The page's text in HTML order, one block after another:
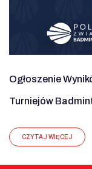
Ogłoszenie
Turniejów
CZYTAJ WIĘCEJ